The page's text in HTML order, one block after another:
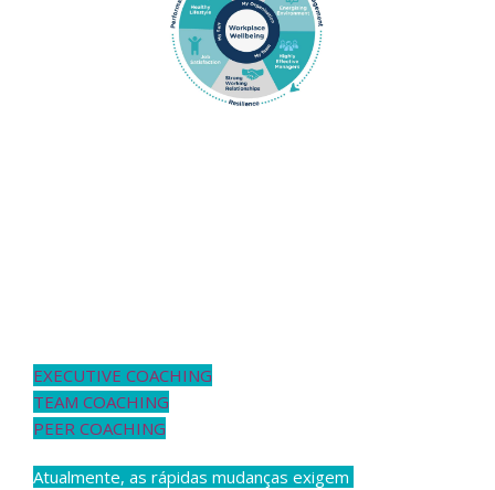
EXECUTIVE COACHING
TEAM COACHING
PEER COACHING
Atualmente, as rápidas mudanças exigem